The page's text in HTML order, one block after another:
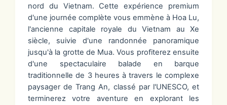
nord du Vietnam. Cette expérience premium
d'une journée complète vous emmène à Hoa Lu,
l'ancienne capitale royale du Vietnam au Xe
siècle, suivie d'une randonnée panoramique
jusqu'à la grotte de Mua. Vous profiterez ensuite
d'une spectaculaire balade en barque
traditionnelle de 3 heures à travers le complexe
paysager de Trang An, classé par l'UNESCO, et
terminerez votre aventure en explorant les